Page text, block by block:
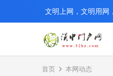
文明上网，文明用网
首页 本网动态